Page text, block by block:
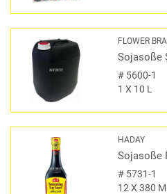
FLOWER
Sojasoße
#5600-1
1 X 10 L
HADAY
Sojasoße
#5731-1
12 X 380